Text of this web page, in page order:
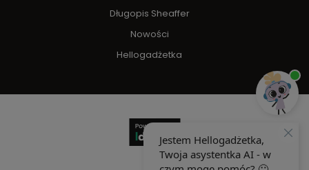
Długopis Sheaffer
Nowości
Hellogadżetka